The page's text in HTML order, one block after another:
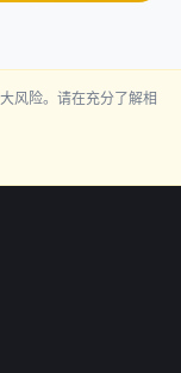
风险。请在充分了解相